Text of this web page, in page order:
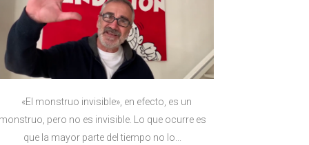
«El monstruo invisible», en efecto, es un
pero no es invisible. Lo que ocurre es
que la mayor parte del tiempo no lo...